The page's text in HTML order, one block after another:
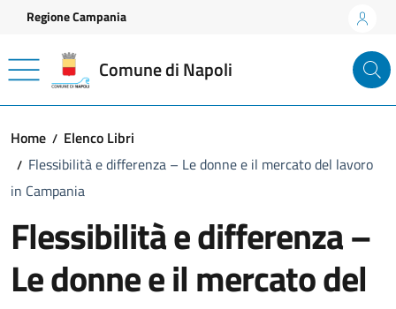
Vai ai contenuti
Vai al footer
Regione Campania
Comune di Napoli
Home
Elenco Libri
Flessibilità e differenza – Le donne e il mercato del lavoro
in Campania
Flessibilità e differenza –
Le donne e il mercato del